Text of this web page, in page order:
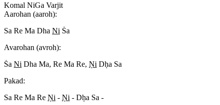
Komal NiGa Varjit
Aarohan (aaroh):
Sa Re Ma Dha Ni Sa
Avarohan (avroh):
Sa Ni Dha Ma, Re Ma Re, Ni Dha Sa
Pakad:
Sa Re Ma Re Ni - Ni - Dha Sa -